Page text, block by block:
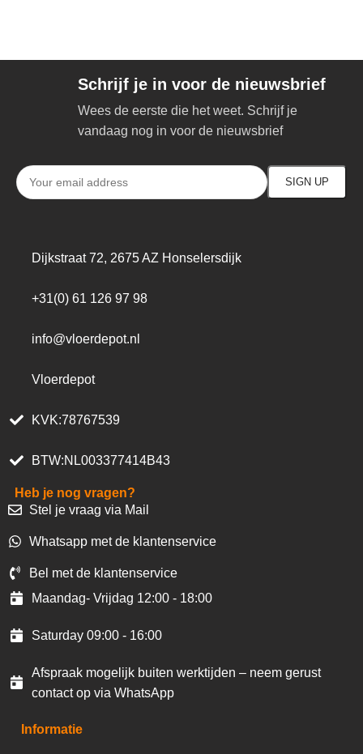
Schrijf je in voor de nieuwsbrief
Wees de eerste die het weet. Schrijf je
vandaag nog in voor de nieuwsbrief
Dijkstraat 72, 2675 AZ Honselersdijk
+31(0) 61 126 97 98
info@vloerdepot.nl
Vloerdepot
KVK:78767539
BTW:NL003377414B43
Heb je nog vragen?
Stel je vraag via Mail
Whatsapp met de klantenservice
Bel met de klantenservice
Maandag- Vrijdag 12:00 - 18:00
Saturday 09:00 - 16:00
Afspraak mogelijk buiten werktijden – neem gerust
contact op via WhatsApp
Informatie